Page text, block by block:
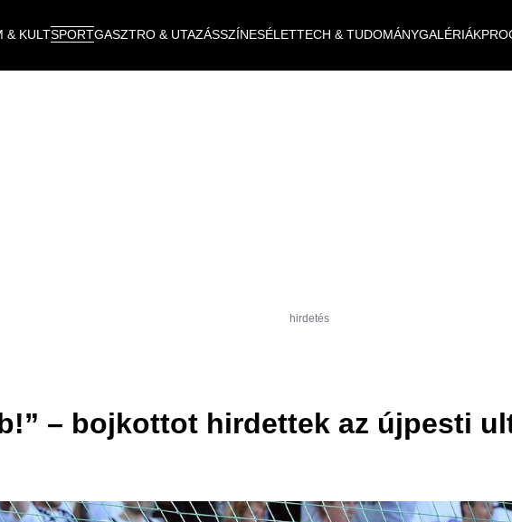
& KULTSPORTGASZTRO & UTAZÁSSZÍNESÉLETTECH & TUDOMÁNYGALÉRIÁK
hirdetés
– bojkottot hirdettek az újpesti